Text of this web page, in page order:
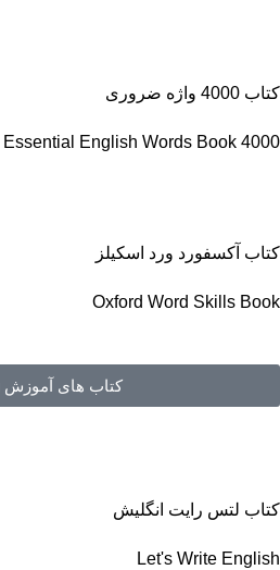
کتاب 4000 واژه ضروری
4000 Essential English Words Book
کتاب آکسفورد ورد اسکیلز
Oxford Word Skills Book
کتاب های آموزش Writing
کتاب لتس رایت انگلیش
Let's Write English